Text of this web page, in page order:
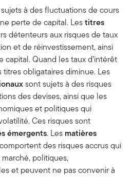
à des fluctuations de cours
perte de capital. Lestitres
détenteurs aux risques de taux
et de réinvestissement, ainsi
capital. Quand les taux d’intérêt
obligataires diminue. Les
sont sujets à des risques
des devises, ainsi que les
et politiques qui
Ces risques sont
émergents. Les matières
comportent des risques accrus qui
politiques,
et peuvent ne pas convenir à